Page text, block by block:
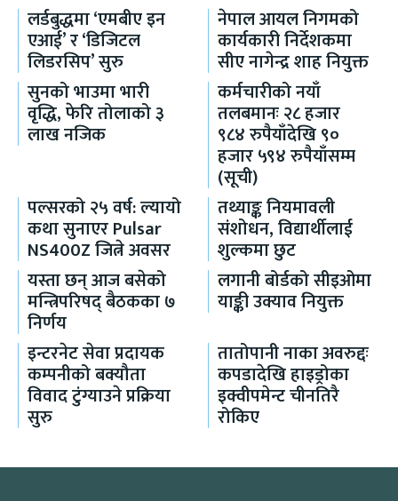
लर्डबुद्धमा ‘एमबीए इन
एआई’ र ‘डिजिटल
लिडरसिप’ सुरु
नेपाल आयल निगमको
कार्यकारी निर्देशकमा
सीए नागेन्द्र शाह नियुक्त
सुनको भाउमा भारी
वृद्धि, फेरि तोलाको ३
लाख नजिक
कर्मचारीको नयाँ
तलबमानः २८ हजार
९८४ रुपैयाँदेखि ९०
हजार ५९४ रुपैयाँसम्म
(सूची)
पल्सरको २५ वर्ष: ल्यायो
कथा सुनाएर Pulsar
NS400Z जित्ने अवसर
तथ्याङ्क नियमावली
संशोधन, विद्यार्थीलाई
शुल्कमा छुट
यस्ता छन् आज बसेको
मन्त्रिपरिषद् बैठकका ७
निर्णय
लगानी बोर्डको सीइओमा
याङ्की उक्याव नियुक्त
इन्टरनेट सेवा प्रदायक
कम्पनीको बक्यौता
विवाद टुंग्याउने प्रक्रिया
सुरु
तातोपानी नाका अवरुद्दः
कपडादेखि हाइड्रोका
इक्वीपमेन्ट चीनतिरै
रोकिए